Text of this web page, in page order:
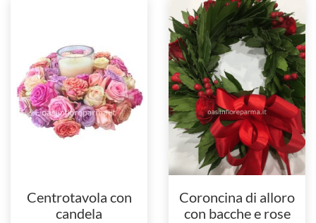
Centrotavola con
candela
Coroncina di alloro
con bacche e rose